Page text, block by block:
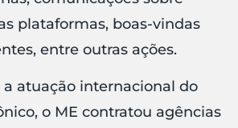
plataformas, boas-vindas
entre outras ações.
a atuação internacional do
o ME contratou agências